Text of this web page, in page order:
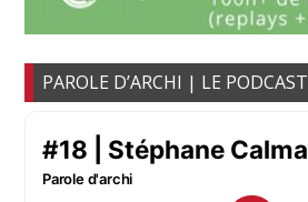
PAROLE D’ARCHI | LE PODCAST